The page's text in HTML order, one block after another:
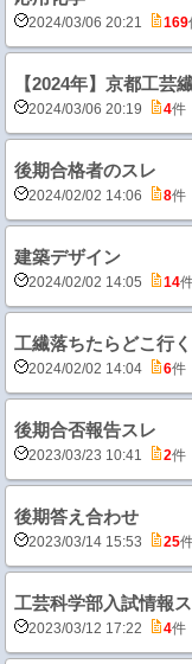
2024/03/06 20:21 169
【2024年】京都工芸
2024/03/06 20:19 4件
後期合格者のスレ
2024/02/02 14:06 8件
建築デザイン
2024/02/02 14:05 14
工繊落ちたらどこ行
2024/02/02 14:04 6件
後期合否報告スレ
2023/03/23 10:41 2件
後期答え合わせ
2023/03/14 15:53 25
工芸科学部入試情報ス
2023/03/12 17:22 4件